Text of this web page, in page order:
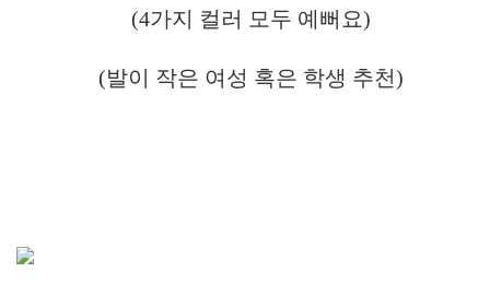
(4가지 컬러 모두 예뻐요)
(발이 작은 여성 혹은 학생 추천)